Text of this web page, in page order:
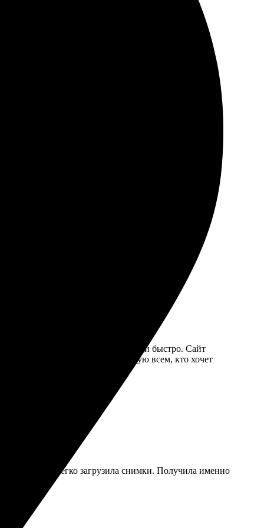
связь. Процесс оформления заказа простой.
Рекомендую!
пришла вовремя, качество на высоте.
печать 10х15, и все прошло легко и быстро. Сайт
упаковка аккуратная. Рекомендую всем, кто хочет
интерфейс, легко загрузила снимки. Получила именно